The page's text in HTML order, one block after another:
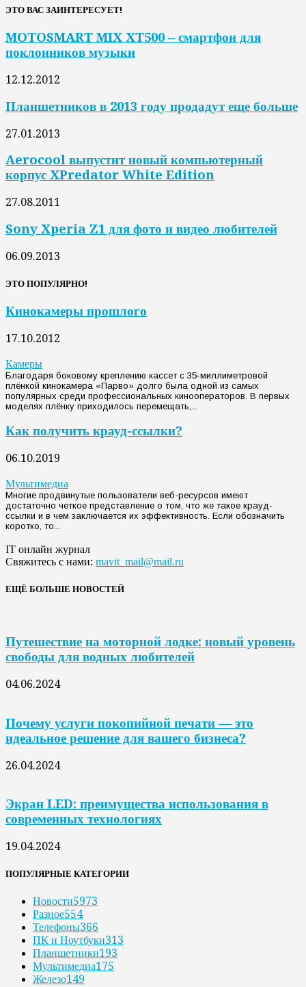
ЭТО ВАС ЗАИНТЕРЕСУЕТ!
MOTOSMART MIX XT500 – смартфон для
поклонников музыки
12.12.2012
Планшетников в 2013 году продадут еще больше
27.01.2013
Aerocool выпустит новый компьютерный
корпус XPredator White Edition
27.08.2011
Sony Xperia Z1 для фото и видео любителей
06.09.2013
ЭТО ПОПУЛЯРНО!
Кинокамеры прошлого
17.10.2012
Камеры
Благодаря боковому креплению кассет с 35-миллиметровой
плёнкой кинокамера «Парво» долго была одной из самых
популярных среди профессиональных кинооператоров. В первых
моделях плёнку приходилось перемещать,...
Как получить крауд-ссылки?
06.10.2019
Мультимедиа
Многие продвинутые пользователи веб-ресурсов имеют
достаточно четкое представление о том, что же такое крауд-
ссылки и в чем заключается их эффективность. Если обозначить
коротко, то...
IT онлайн журнал
Свяжитесь с нами: mavit_mail@mail.ru
ЕЩЁ БОЛЬШЕ НОВОСТЕЙ
Путешествие на моторной лодке: новый уровень
свободы для водных любителей
04.06.2024
Почему услуги покопийной печати — это
идеальное решение для вашего бизнеса?
26.04.2024
Экран LED: преимущества использования в
современных технологиях
19.04.2024
ПОПУЛЯРНЫЕ КАТЕГОРИИ
Новости5973
Разное554
Телефоны366
ПК и Ноутбуки313
Планшетники193
Мультимедиа175
Железо149